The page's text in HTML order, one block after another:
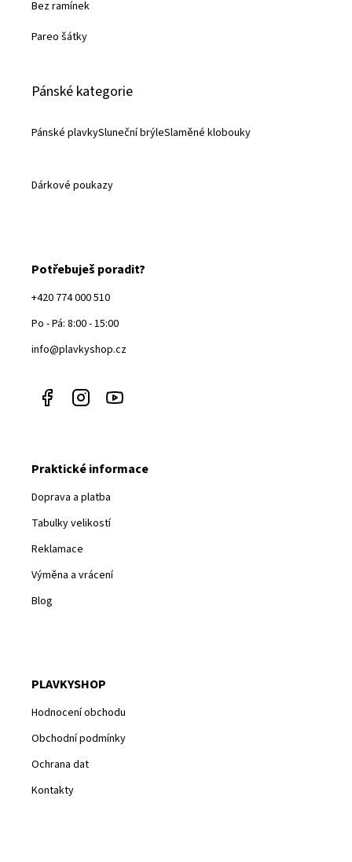
Bez ramínek
Pareo šátky
Pánské kategorie
Pánské plavkySluneční brýleSlaměné klobouky
Dárkové poukazy
Potřebuješ poradit?
+420 774 000 510
Po - Pá: 8:00 - 15:00
info@plavkyshop.cz
Praktické informace
Doprava a platba
Tabulky velikostí
Reklamace
Výměna a vrácení
Blog
PLAVKYSHOP
Hodnocení obchodu
Obchodní podmínky
Ochrana dat
Kontakty